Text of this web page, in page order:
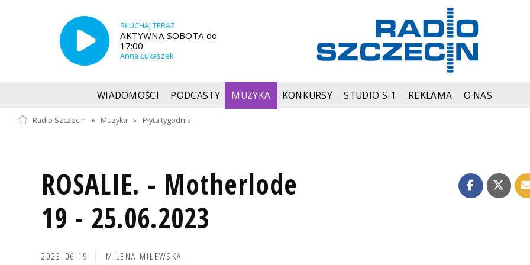
SŁUCHAJ TERAZ
AKTYWNA SOBOTA do
17:00
Anna Łukaszek
WIADOMOŚCI PODCASTY MUZYKA KONKURSY STUDIO S-1 REKLAMA O NAS
Radio Szczecin » Muzyka » Płyta tygodnia
ROSALIE. - Motherlode
19 - 25.06.2023
2023-06-19 MILENA MILEWSKA